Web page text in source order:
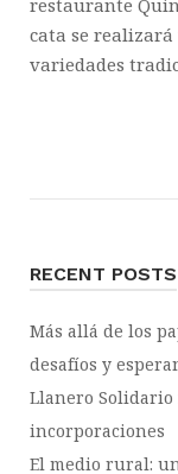
restaurante
cata se
variedades
RECENT POSTS
Más allá de los
desafíos y
Llanero
incorporaciones
El medio rural: